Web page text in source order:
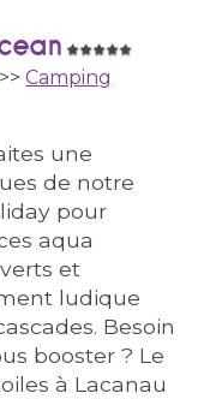
>>Camping
une
de notre
pour
aqua
et
ludique
Besoin
booster ? Le
à Lacanau